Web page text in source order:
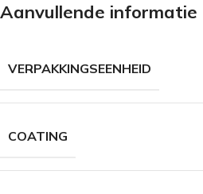
Aanvullende informatie
VERPAKKINGSEENHEID
COATING